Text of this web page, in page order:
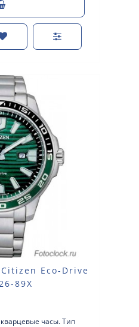
Eco-Drive
89X
часы. Тип